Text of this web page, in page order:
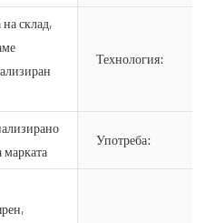
на склад,
Технология:
марката
Употреба: